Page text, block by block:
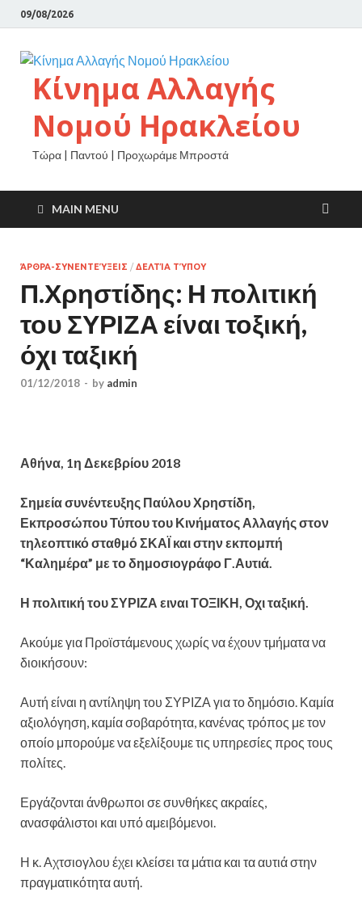
09/08/2026
Κίνημα Αλλαγής
Νομού Ηρακλείου
Τώρα | Παντού | Προχωράμε Μπροστά
MAIN MENU
ΆΡΘΡΑ-ΣΥΝΕΝΤΕΎΞΕΙΣ / ΔΕΛΤΊΑ ΤΎΠΟΥ
Π.Χρηστίδης: Η πολιτική
του ΣΥΡΙΖΑ είναι τοξική,
όχι ταξική
01/12/2018 - by admin
Αθήνα, 1η Δεκεβρίου 2018
Σημεία συνέντευξης Παύλου Χρηστίδη,
Εκπροσώπου Τύπου του Κινήματος Αλλαγής στον
τηλεοπτικό σταθμό ΣΚΑΪ και στην εκπομπή
“Καλημέρα” με το δημοσιογράφο Γ.Αυτιά.
Η πολιτική του ΣΥΡΙΖΑ ειναι ΤΟΞΙΚΗ, Οχι ταξική.
Ακούμε για Προϊστάμενους χωρίς να έχουν τμήματα να
διοικήσουν:
Αυτή είναι η αντίληψη του ΣΥΡΙΖΑ για το δημόσιο. Καμία
αξιολόγηση, καμία σοβαρότητα, κανένας τρόπος με τον
οποίο μπορούμε να εξελίξουμε τις υπηρεσίες προς τους
πολίτες.
Εργάζονται άνθρωποι σε συνθήκες ακραίες,
ανασφάλιστοι και υπό αμειβόμενοι.
Η κ. Αχτσιογλου έχει κλείσει τα μάτια και τα αυτιά στην
πραγματικότητα αυτή.